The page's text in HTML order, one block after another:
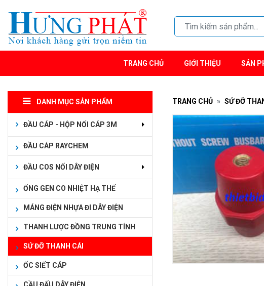
TRANG CHỦ GIỚI THIỆU SẢN
DANH MỤC SẢN PHẨM
ĐẦU CÁP - HỘP NỐI CÁP 3M
ĐẦU CÁP RAYCHEM
ĐẦU COS NỐI DÂY ĐIỆN
ỐNG GEN CO NHIỆT HẠ THẾ
MÁNG ĐIỆN NHỰA ĐI DÂY ĐIỆN
THANH LƯỢC ĐỒNG TRUNG TÍNH
SỨ ĐỠ THANH CÁI
ỐC SIẾT CÁP
TRANG CHỦ SỨ ĐỠ